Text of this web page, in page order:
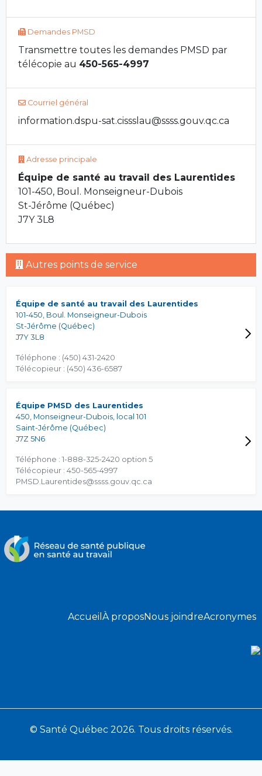
Demandes PMSD
Transmettre toutes les demandes PMSD par
télécopie au 450-565-4997
Courriel général
information.dspu-sat.cissslau@ssss.gouv.qc.ca
Adresse principale
Équipe de santé au travail des Laurentides
101-450, Boul. Monseigneur-Dubois
St-Jérôme (Québec)
J7Y 3L8
Autres points de service
Équipe de santé au travail des Laurentides
101-450, Boul. Monseigneur-Dubois
St-Jérôme (Québec)
J7Y 3L8
Téléphone : (450) 431-2420
Télécopieur : (450) 436-6587
Équipe PMSD des Laurentides
450, Monseigneur-Dubois, local 101
Saint-Jérôme (Québec)
J7Z 5N6
Téléphone : 1-888-325-2420 option 5
Télécopieur : 450-565-4997
PMSD.Laurentides@ssss.gouv.qc.ca
Accueil À proposNous joindreAcronymes
© Santé Québec 2026. Tous droits réservés.